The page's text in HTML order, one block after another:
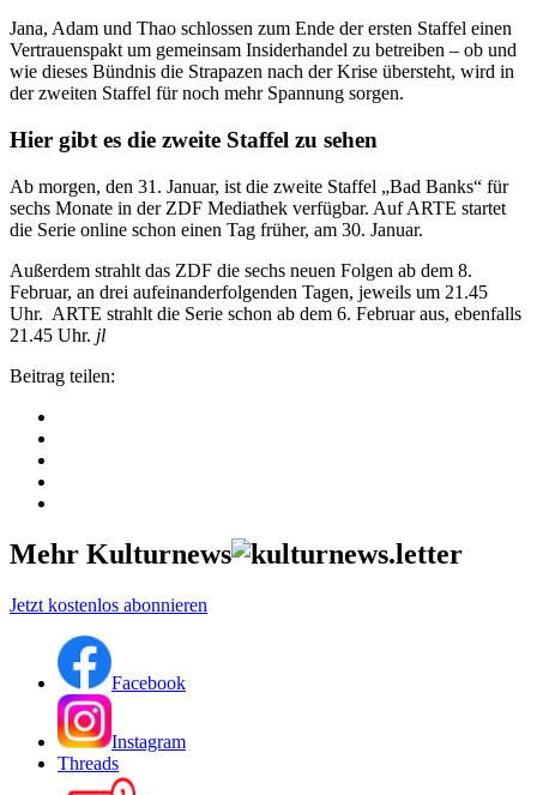
Jana, Adam und Thao schlossen zum Ende der ersten Staffel einen
Vertrauenspakt um gemeinsam Insiderhandel zu betreiben – ob und
wie dieses Bündnis die Strapazen nach der Krise übersteht, wird in
der zweiten Staffel für noch mehr Spannung sorgen.
Hier gibt es die zweite Staffel zu sehen
Ab morgen, den 31. Januar, ist die zweite Staffel „Bad Banks“ für
sechs Monate in der ZDF Mediathek verfügbar. Auf ARTE startet
die Serie online schon einen Tag früher, am 30. Januar.
Außerdem strahlt das ZDF die sechs neuen Folgen ab dem 8.
Februar, an drei aufeinanderfolgenden Tagen, jeweils um 21.45
Uhr. ARTE strahlt die Serie schon ab dem 6. Februar aus, ebenfalls
21.45 Uhr. jl
Beitrag teilen:
Mehr Kulturnews
Jetzt kostenlos abonnieren
Facebook
Instagram
Threads